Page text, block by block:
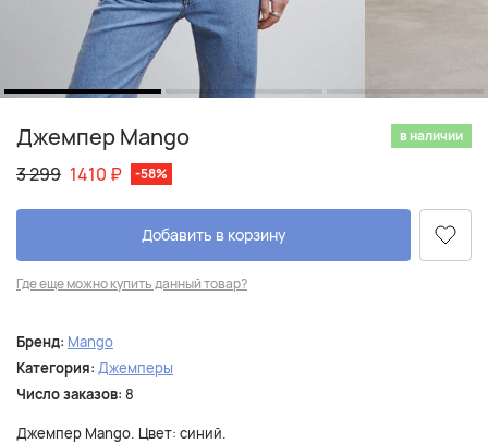
Джемпер Mango в наличии
3 299 1410 ₽ -58%
Добавить в корзину
Где еще можно купить данный товар?
Бренд: Mango
Категория: Джемперы
Число заказов: 8
Джемпер Mango. Цвет: синий.